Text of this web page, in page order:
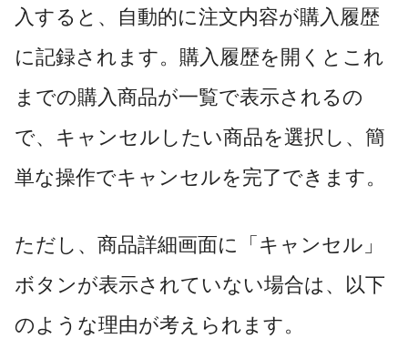
入すると、自動的に注文内容が購入履歴
に記録されます。購入履歴を開くとこれ
までの購入商品が一覧で表示されるの
で、キャンセルしたい商品を選択し、簡
単な操作でキャンセルを完了できます。
ただし、商品詳細画面に「キャンセル」
ボタンが表示されていない場合は、以下
のような理由が考えられます。